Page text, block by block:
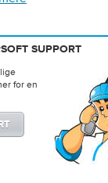
SUPPORT
for en